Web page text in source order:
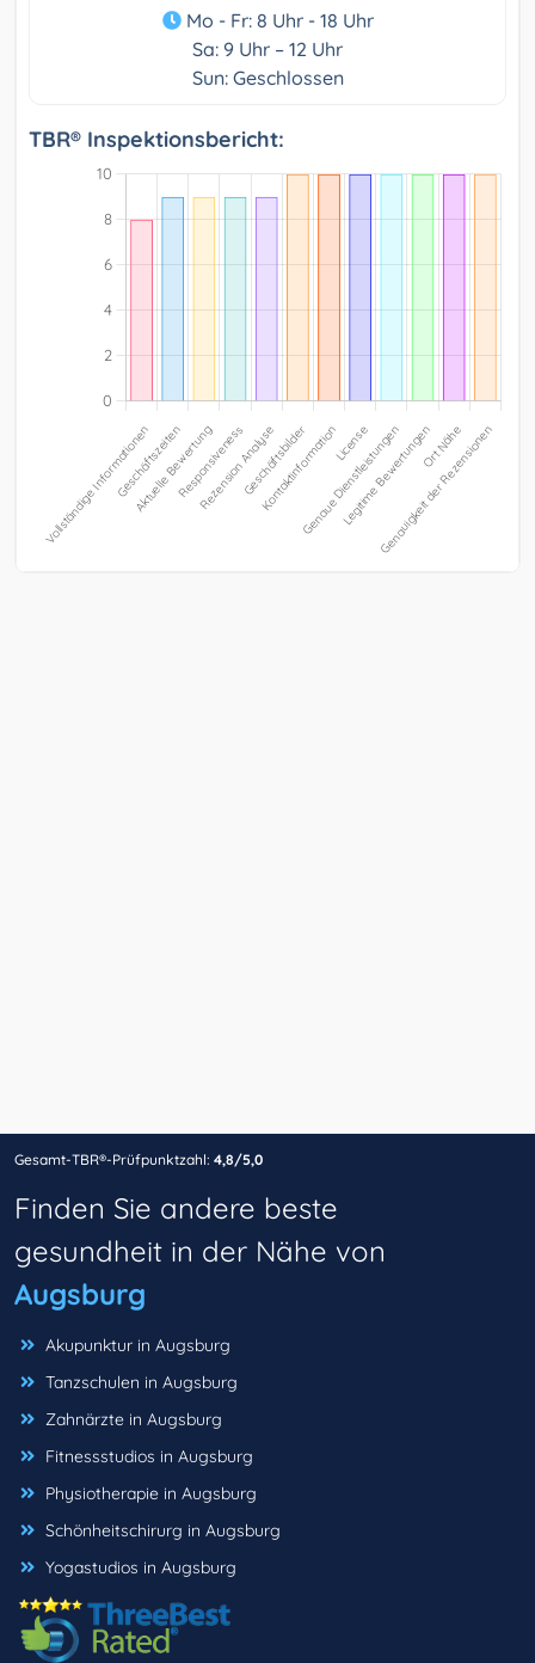
Mo - Fr: 8 Uhr - 18 Uhr
Sa: 9 Uhr – 12 Uhr
Sun: Geschlossen
TBR® Inspektionsbericht:
Gesamt-TBR®-Prüfpunktzahl: 4,8/5,0
Finden Sie andere beste
gesundheit in der Nähe von
Augsburg
Akupunktur in Augsburg
Tanzschulen in Augsburg
Zahnärzte in Augsburg
Fitnessstudios in Augsburg
Physiotherapie in Augsburg
Schönheitschirurg in Augsburg
Yogastudios in Augsburg